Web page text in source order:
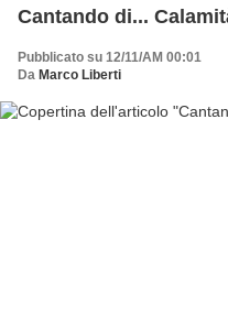
Cantando di...
Pubblicato su 12/11/AM 00:01
Da Marco Liberti